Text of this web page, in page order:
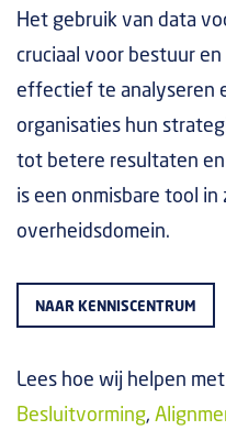
Het gebruik van data
cruciaal voor bestuur
effectief te analyseren
organisaties hun
tot betere resultaten
is een onmisbare tool
overheidsdomein.
NAAR KENNISCENTRUM
Lees hoe wij helpen
Besluitvorming,